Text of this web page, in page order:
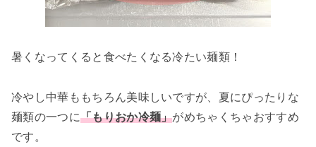
暑くなってくると食べたくなる冷たい麺類！
冷やし中華ももちろん美味しいですが、夏にぴったりな
麺類の一つに「もりおか冷麺」がめちゃくちゃおすすめ
です。